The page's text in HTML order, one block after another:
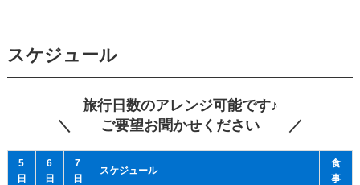
スケジュール
旅行日数のアレンジ可能です♪
＼ ご要望お聞かせください ／
5
日
6
日
7
日
スケジュール
食
事